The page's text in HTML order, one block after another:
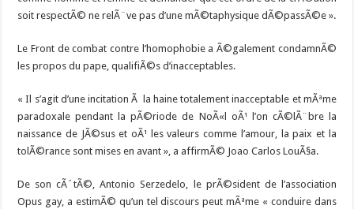
soit respectÃ© ne relÃ¨ve pas d’une mÃ©taphysique dÃ©passÃ©e ».
Le Front de combat contre l’homophobie a Ã©galement condamnÃ©
les propos du pape, qualifiÃ©s d’inacceptables.
« Il s’agit d’une incitation Ã la haine totalement inacceptable et mÃªme
paradoxale pendant la pÃ©riode de NoÃ«l oÃ¹ l’on cÃ©lÃ¨bre la
naissance de JÃ©sus et oÃ¹ les valeurs comme l’amour, la paix et la
tolÃ©rance sont mises en avant », a affirmÃ© Joao Carlos LouÃ§a.
De son cÃ´tÃ©, Antonio Serzedelo, le prÃ©sident de l’association
Opus gay, a estimÃ© qu’un tel discours peut mÃªme « conduire dans